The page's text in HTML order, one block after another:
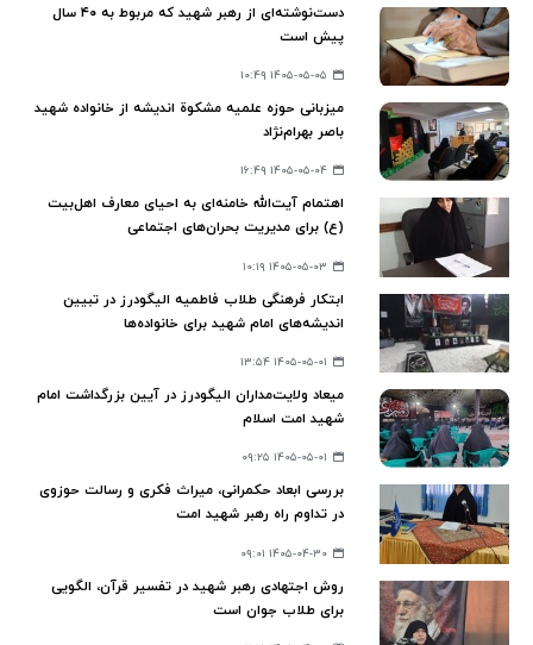
دست‌نوشته‌ای از رهبر شهید که مربوط به ۴۰ سال
پیش است
۱۴۰۵-۰۵-۰۵ ۱۰:۴۹
میزبانی حوزه علمیه مشکوة اندیشه از خانواده شهید
باصر بهرام‌نژاد
۱۴۰۵-۰۵-۰۴ ۱۶:۴۹
اهتمام آیت‌الله خامنه‌ای به احیای معارف اهل‌بیت
(ع) برای مدیریت بحران‌های اجتماعی
۱۴۰۵-۰۵-۰۳ ۱۰:۱۹
ابتکار فرهنگی طلاب فاطمیه الیگودرز در تبیین
اندیشه‌های امام شهید برای خانواده‌ها
۱۴۰۵-۰۵-۰۱ ۱۳:۵۴
میعاد ولایت‌مداران الیگودرز در آیین بزرگداشت امام
شهید امت اسلام
۱۴۰۵-۰۵-۰۱ ۰۹:۲۵
بررسی ابعاد حکمرانی، میراث فکری و رسالت حوزوی
در تداوم راه رهبر شهید امت
۱۴۰۵-۰۴-۳۰ ۰۹:۰۱
روش اجتهادی رهبر شهید در تفسیر قرآن، الگویی
برای طلاب جوان است